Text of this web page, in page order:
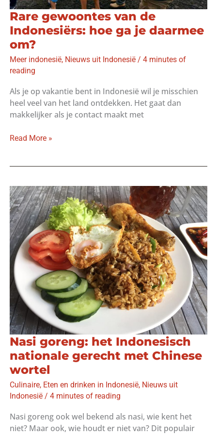
Rare gewoontes van de
Indonesiërs: hoe ga je daarmee
om?
Meer indonesië, Nieuws uit Indonesië / 4 minutes of
reading
Als je op vakantie bent in Indonesië wil je misschien
heel veel van het land ontdekken. Het gaat dan
makkelijker als je contact maakt met
Rare
Indonesiërs:
hoe
ga
je
daarmee
om?
Read More »
Nasi goreng: het Indonesisch
nationale gerecht met Chinese
wortel
Culinaire, Eten en drinken in Indonesië, Nieuws uit
Indonesië / 4 minutes of reading
Nasi goreng ook wel bekend als nasi, wie kent het
niet? Maar ook, wie houdt er niet van? Dit populair